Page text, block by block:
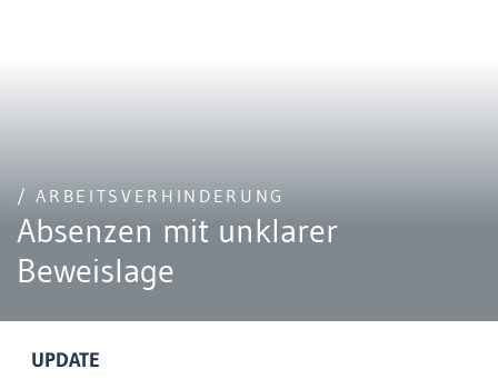
/ ARBEITSVERHINDERUNG
Absenzen mit unklarer
Beweislage
UPDATE